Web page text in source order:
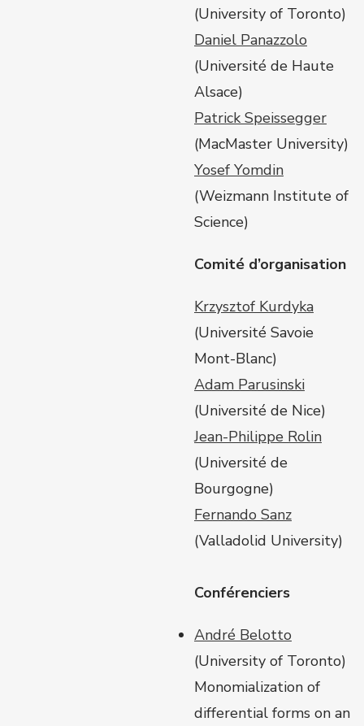
(University of Toronto)
Daniel Panazzolo
(Université de Haute
Alsace)
Patrick Speissegger
(MacMaster University)
Yosef Yomdin
(Weizmann Institute of
Science)
Comité d’organisation
Krzysztof Kurdyka
(Université Savoie
Mont-Blanc)
Adam Parusinski
(Université de Nice)
Jean-Philippe Rolin
(Université de
Bourgogne)
Fernando Sanz
(Valladolid University)
Conférenciers
André Belotto
(University of Toronto)
Monomialization of
differential forms on an